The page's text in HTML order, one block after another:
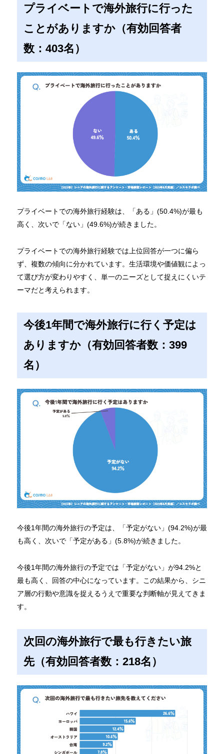
プライベートで海外旅行に行った
ことがありますか（有効回答者
数：403名）
プライベートでの海外旅行経験は、「ある」(50.4%)が最も
高く、次いで「ない」(49.6%)が続きました。
プライベートでの海外旅行経験では上位回答が一つに偏ら
ず、複数の傾向に分かれています。生活環境や価値観によっ
て選び方が変わりやすく、単一のニーズとして捉えにくいテ
ーマだと考えられます。
今後1年間で海外旅行に行く予定は
ありますか（有効回答者数：399
名）
今後1年間の海外旅行の予定は、「予定がない」(94.2%)が最
も高く、次いで「予定がある」(5.8%)が続きました。
今後1年間の海外旅行の予定では「予定がない」が94.2%と
最も高く、回答の中心になっています。この結果から、シニ
ア層の行動や意識を捉えるうえで重要な判断軸が見えてきま
す。
次回の海外旅行で最も行きたい旅
先（有効回答者数：218名）